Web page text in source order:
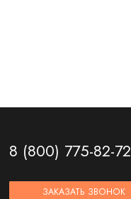
8 (800) 775-82-72
ЗАКАЗАТЬ ЗВОНОК